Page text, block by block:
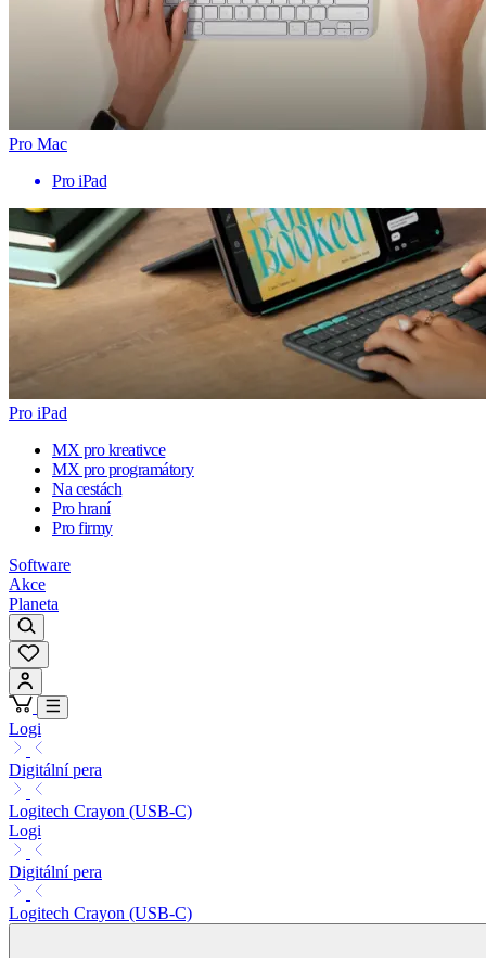
Pro Mac
Pro iPad
Pro iPad
MX pro kreativce
MX pro programátory
Na cestách
Pro hraní
Pro firmy
Software
Akce
Planeta
Logi
Digitální pera
Logitech Crayon (USB-C)
Logi
Digitální pera
Logitech Crayon (USB-C)